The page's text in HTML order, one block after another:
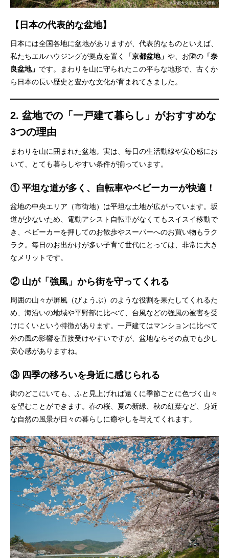
【日本の代表的な盆地】
日本には全国各地に盆地がありますが、代表的なものといえば、
私たちエルハウジングが拠点を置く
「京都盆地」や、お隣の 「奈
良盆地」 です。まわりを山に守られたこの平らな地形で、古くか
ら日本の長い歴史と豊かな文化が育まれてきました。
2. 盆地での「一戸建て暮らし」がおすすめな
3つの理由
まわりを山に囲まれた盆地。実は、毎日の生活動線や安心感にお
いて、とても暮らしやすい条件が揃っています。
① 平坦な道が多く、自転車やベビーカーが快適！
盆地の中央エリア（市街地）は平坦な土地が広がっています。坂
道が少ないため、電動アシスト自転車がなくてもスイスイ移動で
き、ベビーカーを押してのお散歩やスーパーへのお買い物もラク
ラク。毎日のお出かけが多い子育て世代にとっては、非常に大き
なメリットです。
② 山が「強風」から街を守ってくれる
周囲の山々が屏風（びょうぶ）のような役割を果たしてくれるた
め、海沿いの地域や平野部に比べて、台風などの強風の被害を受
けにくいという特徴があります。一戸建てはマンションに比べて
外の風の影響を直接受けやすいですが、盆地ならその点でも少し
安心感がありますね。
③ 四季の移ろいを身近に感じられる
街のどこにいても、ふと見上げれば遠くに季節ごとに色づく山々
を望むことができます。春の桜、夏の新緑、秋の紅葉など、身近
な自然の風景が日々の暮らしに癒やしを与えてくれます。